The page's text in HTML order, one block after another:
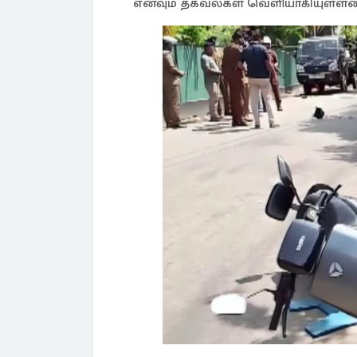
எனவும் தகவல்கள்